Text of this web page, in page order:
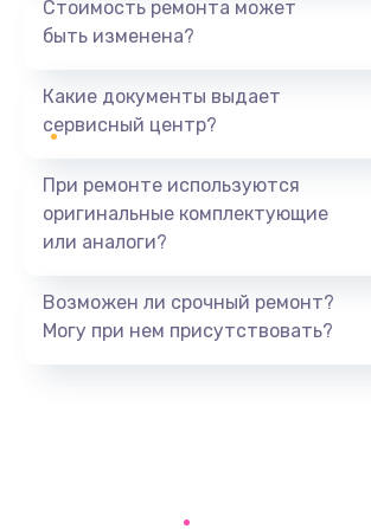
Ремонт южного моста
Замена батарейки BIOS
Заказать
Стоимость ремонта может
быть изменена?
Какие документы выдает
сервисный центр?
При ремонте используются
оригинальные комплектующие
или аналоги?
Возможен ли срочный ремонт?
Могу при нем присутствовать?